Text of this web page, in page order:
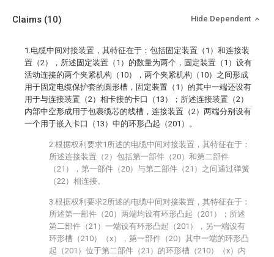
Claims (10) Hide Dependent
1.电缆中间对接装置，其特征在于：包括固定装置（1）和连接装
置（2），所述固定装置（1）的数量为两个，固定装置（1）设有
活动连接的两个夹紧机构（10），两个夹紧机构（10）之间形成
用于固定电缆保护套的圆形槽，固定装置（1）的其中一端还设有
用于与连接装置（2）相卡接的卡口（13）；所述连接装置（2）
内部中空形成用于包裹缆芯的线槽，连接装置（2）两端分别设有
一个用于嵌入卡口（13）中的环形凸起（201）。
2.根据权利要求1所述的电缆中间对接装置，其特征在于：
所述连接装置（2）包括第一部件（20）和第二部件
（21），第一部件（20）与第二部件（21）之间通过弹簧
（22）相连接。
3.根据权利要求2所述的电缆中间对接装置，其特征在于：
所述第一部件（20）两端均设有环形凸起（201）；所述
第二部件（21）一端设有环形凸起（201），另一端设有
环形槽（210）（x），第一部件（20）其中一端的环形凸
起（201）位于第二部件（21）的环形槽（210）（x）内